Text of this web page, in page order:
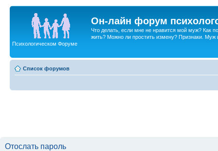
Он-лайн форум
Что делать, если мне не нравится мой муж? Как
жить? Можно ли простить измену? Признаки. Муж
Психологическом Форуме
Список форумов
Отослать пароль